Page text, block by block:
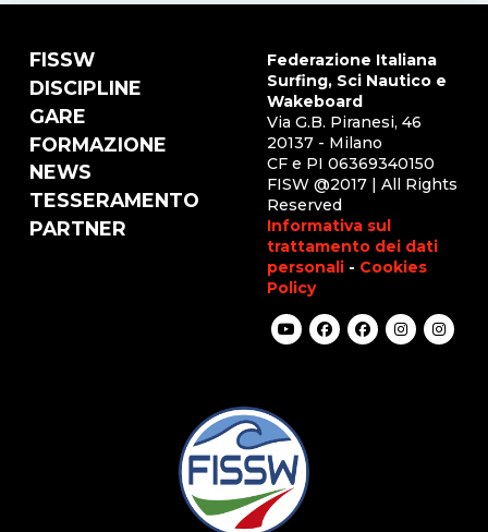
FISSW
DISCIPLINE
GARE
FORMAZIONE
NEWS
TESSERAMENTO
PARTNER
Federazione Italiana
Surfing, Sci Nautico e
Wakeboard
Via G.B. Piranesi, 46
20137 - Milano
CF e PI 06369340150
FISW @2017 | All Rights
Reserved
Informativa sul
trattamento dei dati
personali - Cookies
Policy